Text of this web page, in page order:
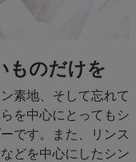
ものだけを
素地、そして忘れて
を中心にとってもシ
です。また、リンス
どを中心にしたシン